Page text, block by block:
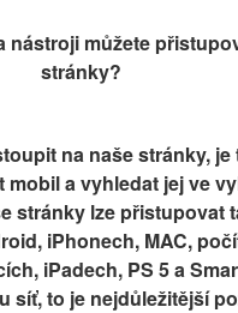
nástroji můžete
stránky?
na naše stránky, je
mobil a vyhledat jej ve
stránky lze přistupovat
iPhonech, MAC,
iPadech, PS 5 a
síť, to je nejdůležitější